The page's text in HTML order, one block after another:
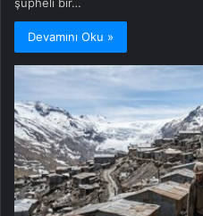
Devamını Oku »